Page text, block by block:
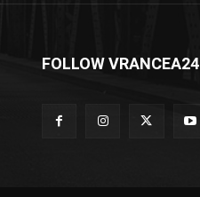
FOLLOW VRANCEA24